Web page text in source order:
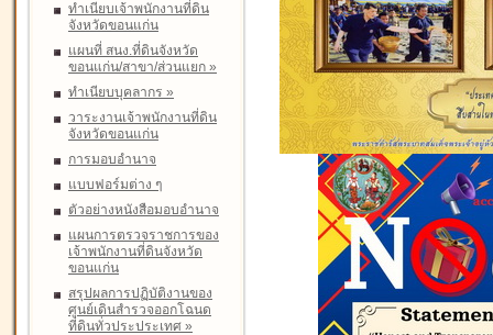
ทำเนียบเจ้าพนักงานที่ดิน
จังหวัดขอนแก่น
แผนที่ สนง.ที่ดินจังหวัด
ขอนแก่น/สาขา/ส่วนแยก »
ทำเนียบบุคลากร »
วาระงานเจ้าพนักงานที่ดิน
จังหวัดขอนแก่น
การมอบอำนาจ
แบบฟอร์มต่าง ๆ
ตัวอย่างหนังสือมอบอำนาจ
แผนการตรวจราชการของ
เจ้าพนักงานที่ดินจังหวัด
ขอนแก่น
สรุปผลการปฏิบัติงานของ
ศูนย์เดินสำรวจออกโฉนด
ที่ดินทั่วประประเทศ »